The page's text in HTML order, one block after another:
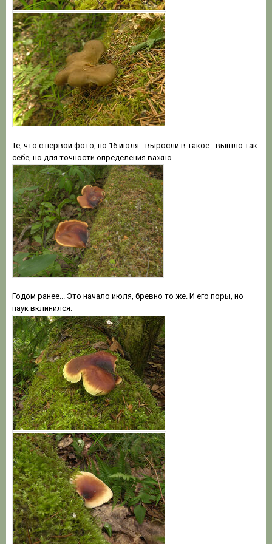
Те, что с первой фото, но 16 июля - выросли в такое - вышло так
себе, но для точности определения важно.
Годом ранее... Это начало июля, бревно то же. И его поры, но
паук вклинился.